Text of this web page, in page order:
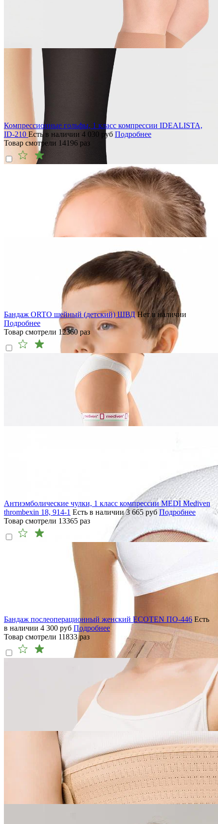
Компрессионные гольфы, 1 класс компрессии IDEALISTA,
ID-210 Есть в наличии 4 030 руб Подробнее
Товар смотрели 14196 раз
Бандаж ORTO шейный (детский) ШВД Нет в наличии
Подробнее
Товар смотрели 12360 раз
Антиэмболические чулки, 1 класс компрессии MEDI Mediven
thrombexin 18, 914-1 Есть в наличии 3 665 руб Подробнее
Товар смотрели 13365 раз
Бандаж послеоперационный женский ECOTEN ПО-446 Есть
в наличии 4 300 руб Подробнее
Товар смотрели 11833раз